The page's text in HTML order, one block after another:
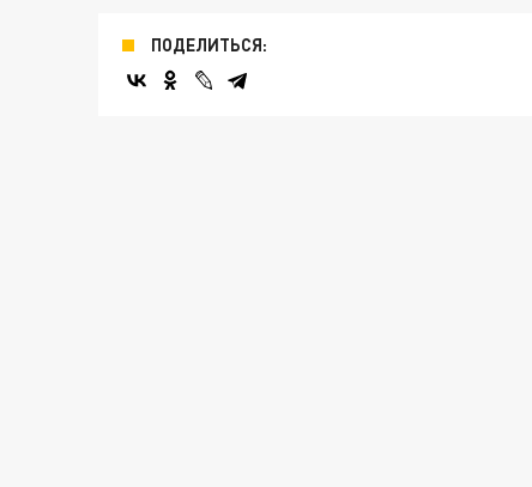
ПОДЕЛИТЬСЯ: